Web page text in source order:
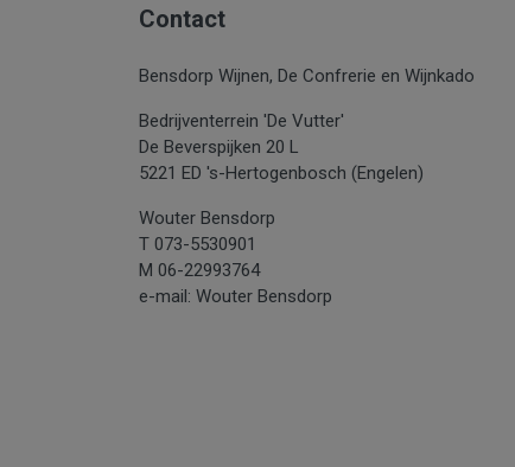
Contact
Bensdorp Wijnen, De Confrerie en Wijnkado
Bedrijventerrein 'De Vutter'
De Beverspijken 20 L
5221 ED 's-Hertogenbosch (Engelen)
Wouter Bensdorp
T 073-5530901
M 06-22993764
e-mail: Wouter Bensdorp